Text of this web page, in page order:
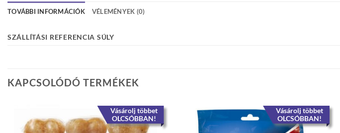
TOVÁBBI INFORMÁCIÓK VÉLEMÉNYEK (0)
SZÁLLÍTÁSI REFERENCIA SÚLY
KAPCSOLÓDÓ TERMÉKEK
Vásárolj többet
OLCSÓBBAN!
Vásárolj többet
OLCSÓBBAN!